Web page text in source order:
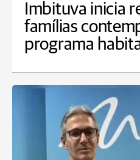
Imbituva inicia
famílias
programa